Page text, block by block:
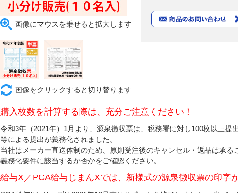
画像にマウスを乗せると拡大します
画像をクリックすると切り替ります
購入枚数を計算する際は、充分ご注意ください！
令和3年（2021年）1月より、源泉徴収票は、税務署に対し100枚以上提
等による提出が義務化されました。
当社はメーカー直送体制のため、原則受注後のキャンセル・返品は承る
義務化要件に該当するか否かをご確認ください。
給与X／PCA給与じまんXでは、新様式の源泉徴収票の印字